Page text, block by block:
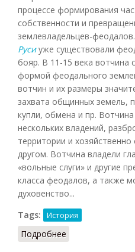
процессе формирования
собственности и
землевладельцев-
Русиуже существовали
бояр. В 11-15 века вотчина
формой феодального
вотчин и их размеры
захвата общинных земель,
купли, обмена и пр.
нескольких владений,
территории и хозяйственно
другом. Вотчина владели
«вольные слуги» и другие
класса феодалов, а также
духовенство...
Tags:
История
Подробнее